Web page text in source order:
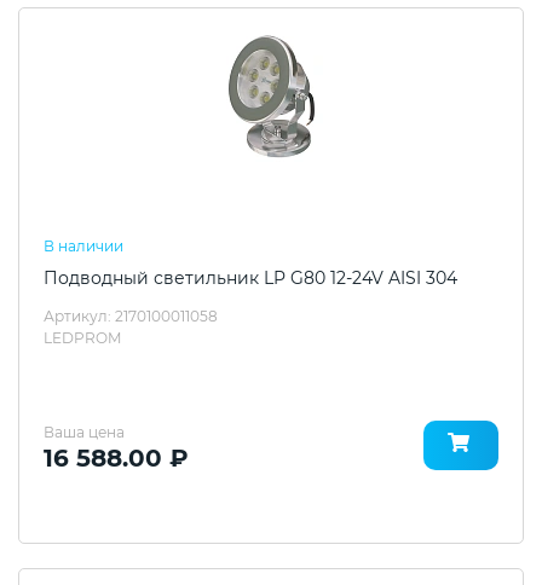
В наличии
Подводный светильник LP G80 12-24V AISI 304
Артикул: 2170100011058
LEDPROM
Ваша цена
16 588.00 ₽